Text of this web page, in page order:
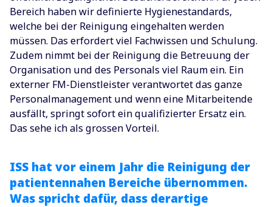
Bereich haben wir definierte Hygienestandards,
welche bei der Reinigung eingehalten werden
müssen. Das erfordert viel Fachwissen und Schulung.
Zudem nimmt bei der Reinigung die Betreuung der
Organisation und des Personals viel Raum ein. Ein
externer FM-Dienstleister verantwortet das ganze
Personalmanagement und wenn eine Mitarbeitende
ausfällt, springt sofort ein qualifizierter Ersatz ein.
Das sehe ich als grossen Vorteil.
ISS hat vor einem Jahr die Reinigung der
patientennahen Bereiche übernommen.
Was spricht dafür, dass derartige